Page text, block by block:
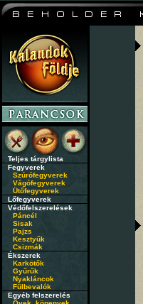
Teljes tárgylista
Fegyverek
Szúrófegyverek
Vágófegyverek
Ütőfegyverek
Lőfegyverek
Védőfelszerelések
Páncél
Sisak
Pajzs
Kesztyűk
Csizmák
Ékszerek
Karkötők
Gyűrűk
Nyakláncok
Fülbevalók
Egyéb felszerelés